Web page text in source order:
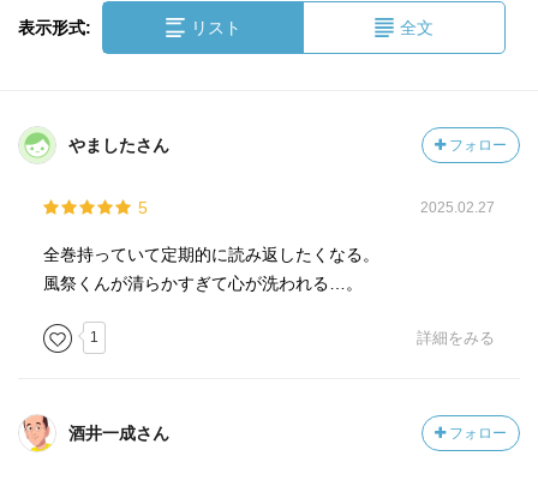
表示形式: リスト 全文
やましたさん フォロー
5 2025.02.27
全巻持っていて定期的に読み返したくなる。
風祭くんが清らかすぎて心が洗われる…。
1 詳細をみる
酒井一成さん フォロー